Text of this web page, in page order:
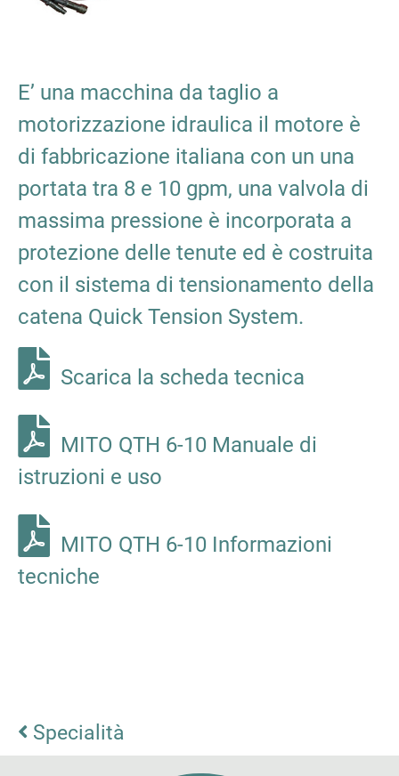
E’ una macchina da taglio a
motorizzazione idraulica il motore è
di fabbricazione italiana con un una
portata tra 8 e 10 gpm, una valvola di
massima pressione è incorporata a
protezione delle tenute ed è costruita
con il sistema di tensionamento della
catena Quick Tension System.
Scarica la scheda tecnica
MITO QTH 6-10 Manuale di
istruzioni e uso
MITO QTH 6-10 Informazioni
tecniche
Specialità